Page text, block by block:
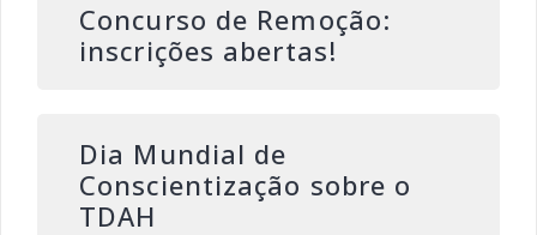
Concurso de Remoção:
inscrições abertas!
Dia Mundial de
Conscientização sobre o
TDAH